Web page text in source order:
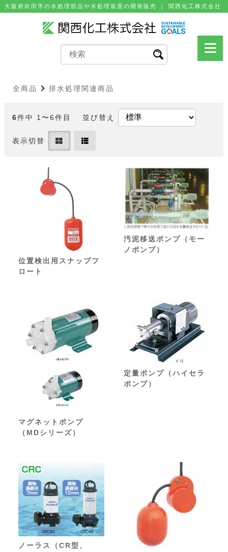
⼤阪府吹⽥市の⽔処理部品や⽔処理装置の開発販売 ｜ 関⻄化⼯株式会社
全商品 排水処理関連商品
6件中 1〜6件目 並び替え
表示切替
位置検出用スナップフ
ロート
汚泥移送ポンプ（モー
ノポンプ）
マグネットポンプ
（MDシリーズ）
定量ポンプ（ハイセラ
ポンプ）
ノーラス（CR型、